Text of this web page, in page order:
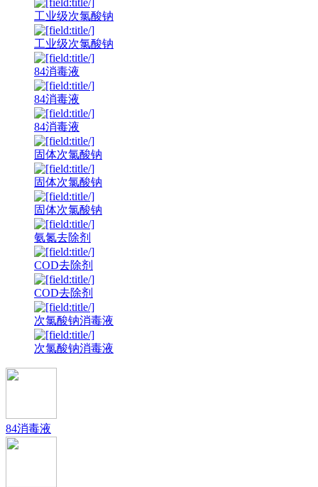
工业级次氯酸钠
工业级次氯酸钠
84消毒液
84消毒液
84消毒液
固体次氯酸钠
固体次氯酸钠
固体次氯酸钠
氨氮去除剂
COD去除剂
COD去除剂
次氯酸钠消毒液
次氯酸钠消毒液
84消毒液